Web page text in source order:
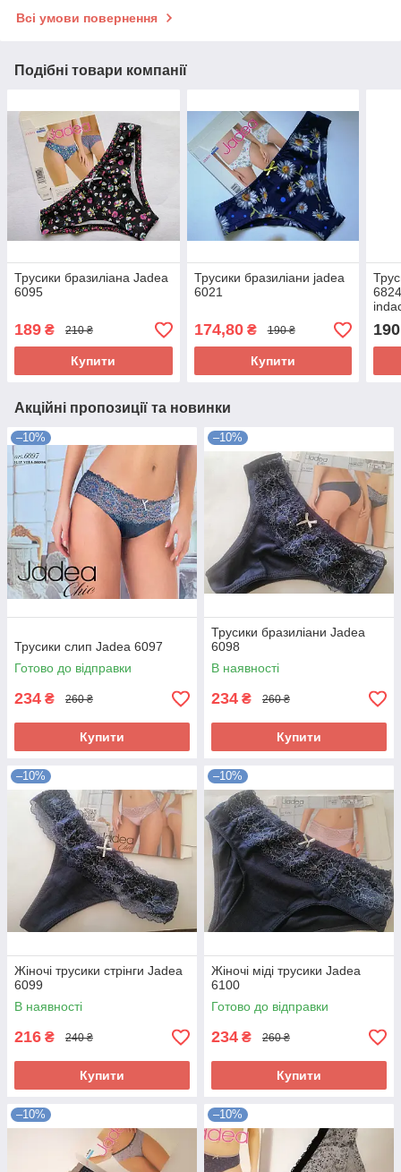
Всі умови повернення
Подібні товари компанії
Трусики бразиліана Jadea
6095
189 ₴ 210 ₴
Купити
Трусики бразиліани jadea
6021
174,80₴ 190 ₴
Купити
190
Акційні пропозиції та новинки
–10%
Трусики слип Jadea 6097
Готово до відправки
234 ₴ 260 ₴
Купити
–10%
Трусики бразиліани Jadea
6098
В наявності
234 ₴ 260 ₴
Купити
–10%
Жіночі трусики стрінги Jadea
6099
В наявності
216 ₴ 240 ₴
Купити
–10%
Жіночі міді трусики Jadea
6100
Готово до відправки
234 ₴ 260 ₴
Купити
–10% –10%